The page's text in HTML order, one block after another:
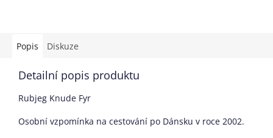
Popis Diskuze
Detailní popis produktu
Rubjeg Knude Fyr
Osobní vzpomínka na cestování po Dánsku v roce 2002.